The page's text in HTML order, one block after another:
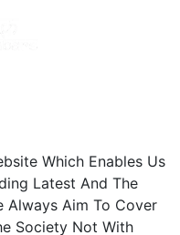
Which Enables Us
Latest And The
Always Aim To Cover
Society Not With